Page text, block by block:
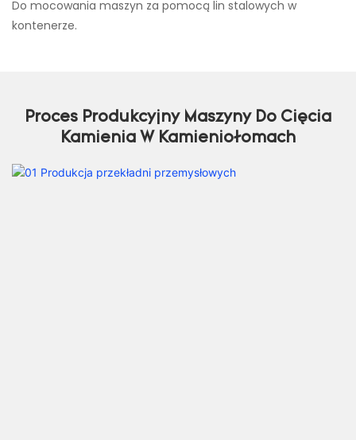
Do mocowania maszyn za pomocą lin stalowych w
kontenerze.
Proces Produkcyjny Maszyny Do Cięcia
Kamienia W Kamieniołomach